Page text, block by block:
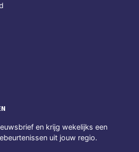
en krijg wekelijks een
uit jouw regio.